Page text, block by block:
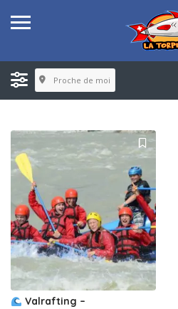
Proche de moi
Valrafting –